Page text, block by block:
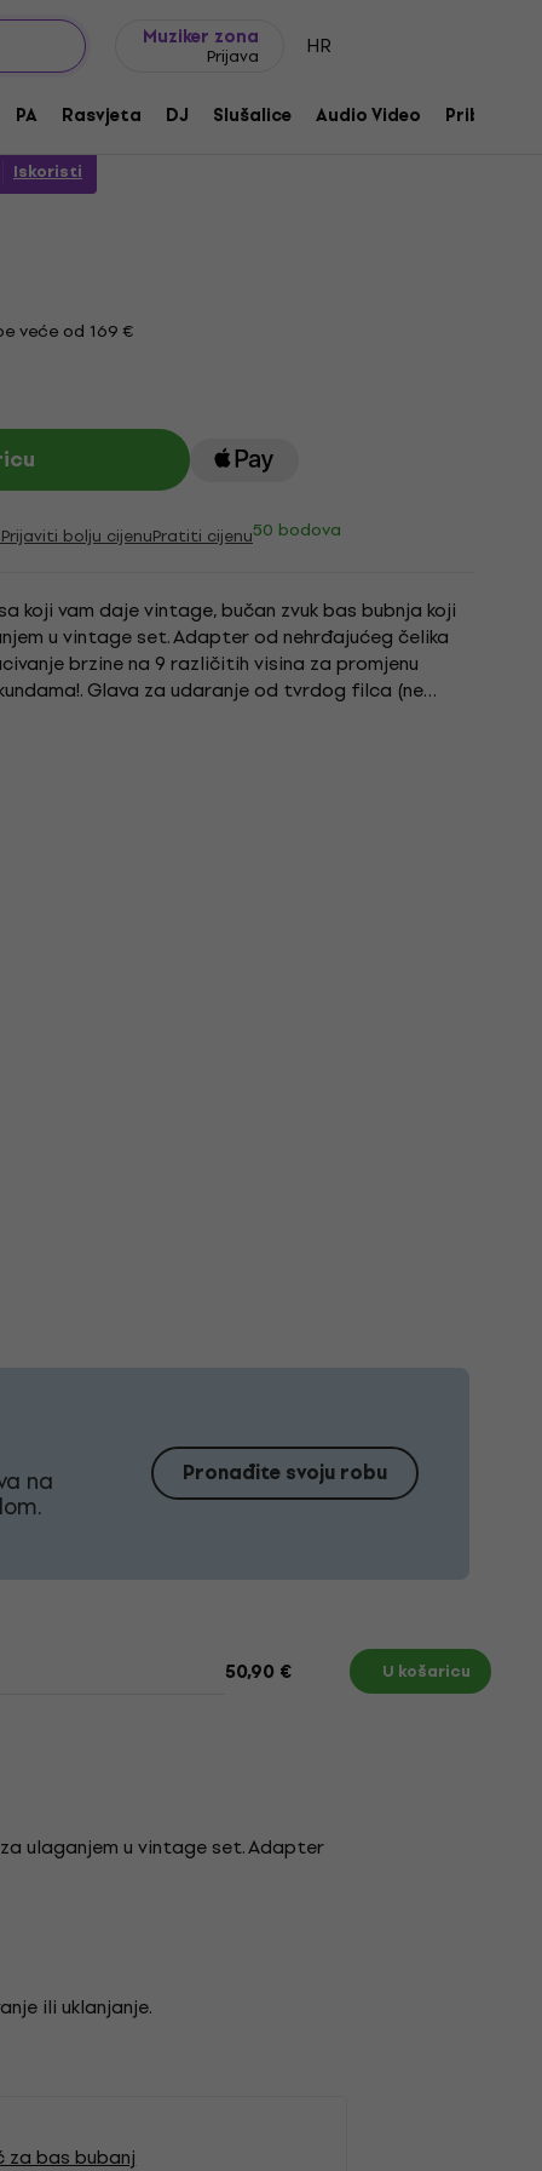
Muziker zona
Prijava HR
PA Rasvjeta DJ Slušalice Audio Video Pribor
Kick Boom Beater
Iskoristi
veće od 169 €
Prijaviti bolju cijenuPratiti cijenu50 bodova
koji vam daje vintage, bučan zvuk bas bubnja koji
u vintage set. Adapter od nehrđajućeg čelika
brzine na 9 različitih visina za promjenu
Glava za udaranje od tvrdog filca (ne
na Pronađite svoju robu
50,90 € U košaricu
ulaganjem u vintage set. Adapter
ili uklanjanje.
za bas bubanj